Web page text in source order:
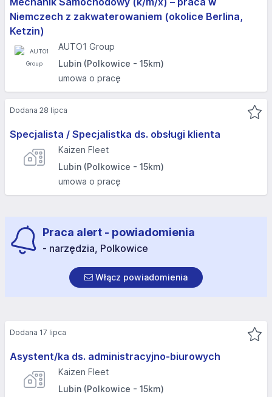
Niemczech z zakwaterowaniem (okolice Berlina,
Ketzin)
AUTO1 Group
Lubin (Polkowice - 15km)
umowa o pracę
Specjalista / Specjalistka ds. obsługi klienta
Kaizen Fleet
Lubin (Polkowice - 15km)
umowa o pracę
Dodana 28 lipca
Praca alert - powiadomienia
- narzędzia, Polkowice
Włącz powiadomienia
Asystent/ka ds. administracyjno-biurowych
Kaizen Fleet
Lubin (Polkowice - 15km)
Dodana 17 lipca